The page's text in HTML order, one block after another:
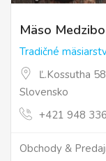
Mäso
Tradičné
Ľ.Kossutha
Slovensko
+421 948
Obchody &